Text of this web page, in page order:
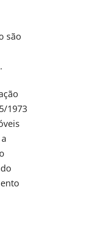
são
1973